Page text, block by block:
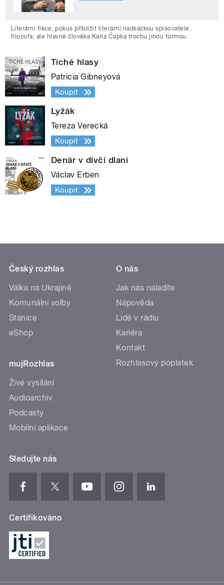
Literární fikce, pokus přiblížit literární nadsázkou spisovatele,
filozofa, ale hlavně člověka Karla Čapka trochu jinou formou.
Tiché hlasy
Patricia Gibneyová
Koupit
Lyžák
Tereza Verecká
Koupit
Denár v dívčí dlani
Václav Erben
Koupit
Český rozhlas
Válka na Ukrajině
Komunální volby
Stanice
eShop
mujRozhlas
Živé vysílání
Audioarchiv
Podcasty
Mobilní aplikace
O nás
Jak nás naladíte
Nápověda
Lidé v rádiu
Kariéra
Kontakt
Rozhlasový poplatek
Sledujte nás
Certifikováno